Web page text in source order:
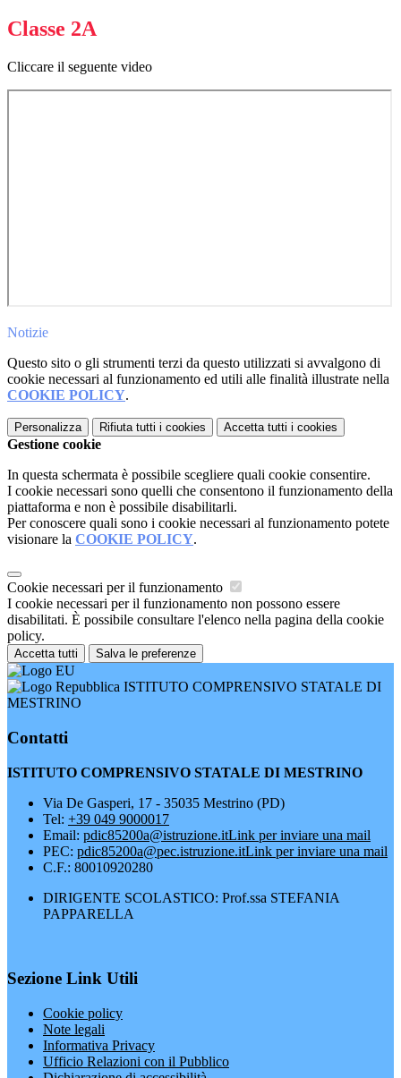
Classe 2A
Cliccare il seguente video
Notizie
Questo sito o gli strumenti terzi da questo utilizzati si avvalgono di
cookie necessari al funzionamento ed utili alle finalità illustrate nella
COOKIE POLICY.
Personalizza Rifiuta tutti i cookies Accetta tutti i cookies
Gestione cookie
In questa schermata è possibile scegliere quali cookie consentire.
I cookie necessari sono quelli che consentono il funzionamento della
piattaforma e non è possibile disabilitarli.
Per conoscere quali sono i cookie necessari al funzionamento potete
visionare la COOKIE POLICY.
Cookie necessari per il funzionamento
I cookie necessari per il funzionamento non possono essere
disabilitati. È possibile consultare l'elenco nella pagina della cookie
policy.
Accetta tutti Salva le preferenze
ISTITUTO COMPRENSIVO STATALE DI
MESTRINO
Contatti
ISTITUTO COMPRENSIVO STATALE DI MESTRINO
Via De Gasperi, 17 - 35035 Mestrino (PD)
Tel: +39 049 9000017
Email: pdic85200a@istruzione.itLink per inviare una mail
PEC: pdic85200a@pec.istruzione.itLink per inviare una mail
C.F.: 80010920280
DIRIGENTE SCOLASTICO: Prof.ssa STEFANIA
PAPPARELLA
Sezione Link Utili
Cookie policy
Note legali
Informativa Privacy
Ufficio Relazioni con il Pubblico